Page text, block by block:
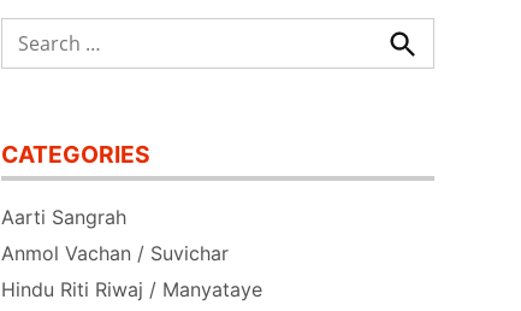
Search
for:
Search
CATEGORIES
Aarti Sangrah
Anmol Vachan / Suvichar
Hindu Riti Riwaj / Manyataye